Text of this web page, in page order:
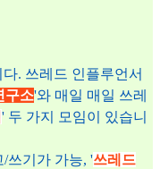
다. 쓰레드 인플루언서
구소'와 매일 매일 쓰레
' 두 가지 모임이 있습니
쓰기가 가능, '쓰레드